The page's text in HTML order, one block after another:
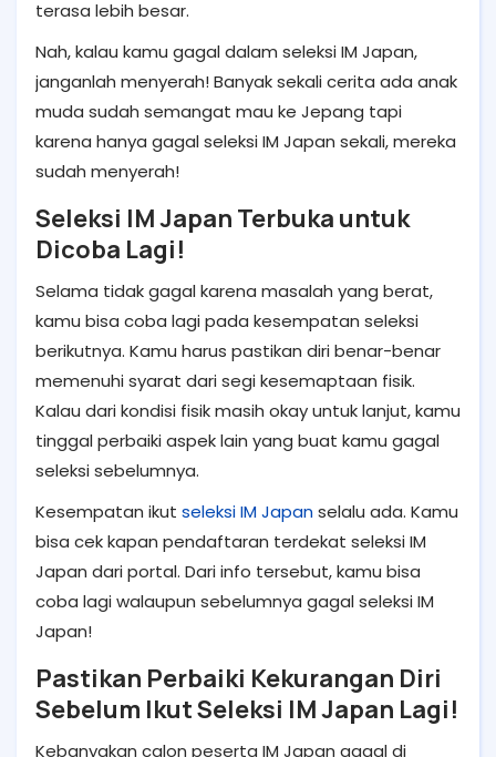
terasa lebih besar.
Nah, kalau kamu gagal dalam seleksi IM Japan,
janganlah menyerah! Banyak sekali cerita ada anak
muda sudah semangat mau ke Jepang tapi
karena hanya gagal seleksi IM Japan sekali, mereka
sudah menyerah!
Seleksi IM Japan Terbuka untuk
Dicoba Lagi!
Selama tidak gagal karena masalah yang berat,
kamu bisa coba lagi pada kesempatan seleksi
berikutnya. Kamu harus pastikan diri benar-benar
memenuhi syarat dari segi kesemaptaan fisik.
Kalau dari kondisi fisik masih okay untuk lanjut, kamu
tinggal perbaiki aspek lain yang buat kamu gagal
seleksi sebelumnya.
Kesempatan ikut seleksi IM Japanselalu ada. Kamu
bisa cek kapan pendaftaran terdekat seleksi IM
Japan dari portal. Dari info tersebut, kamu bisa
coba lagi walaupun sebelumnya gagal seleksi IM
Japan!
Pastikan Perbaiki Kekurangan Diri
Sebelum Ikut Seleksi IM Japan Lagi!
Kebanyakan calon peserta IM Japan gagal di